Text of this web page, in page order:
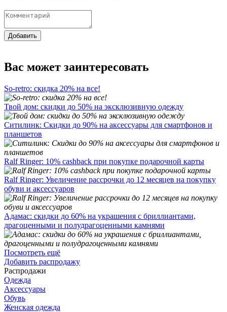
Добавить
Вас может заинтересовать
So-retro: скидка 20% на все!
Твой дом: скидки до 50% на эксклюзивную одежду
Ситилинк: Скидки до 90% на аксессуары для смартфонов и
планшетов
Ralf Ringer: 10% cashback при покупке подарочной карты
Ralf Ringer: Увеличение рассрочки до 12 месяцев на покупку
обуви и аксессуаров
Адамас: скидки до 60% на украшения с бриллиантами,
драгоценными и полудрагоценными камнями
Посмотреть ещё
Добавить распродажу
Распродажи
Одежда
Аксессуары
Обувь
Женская одежда